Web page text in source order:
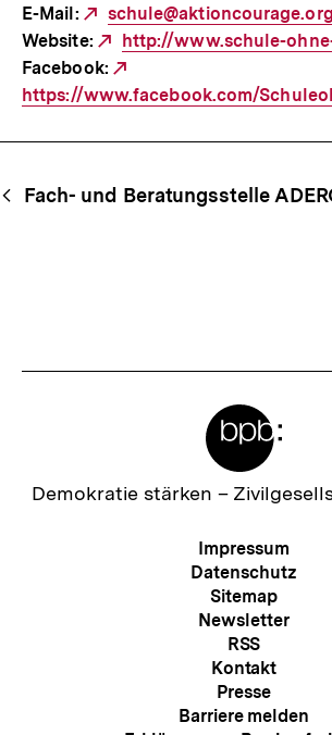
E-Mail:
Externer
Link:
schule@aktioncourage.org
Website:
Externer
Link:
http://www.schule-
Facebook:
Link:
https://www.facebook.com/
Content-
Navigation
Fach- und Beratungsstelle
Zur
Demokratie stärken –
Meta-
Navigation
Impressum
Datenschutz
Sitemap
Newsletter
RSS
Kontakt
Presse
Barriere melden